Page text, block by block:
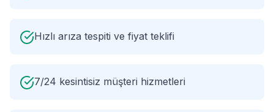
Hızlı arıza tespiti ve fiyat teklifi
7/24 kesintisiz müşteri hizmetleri